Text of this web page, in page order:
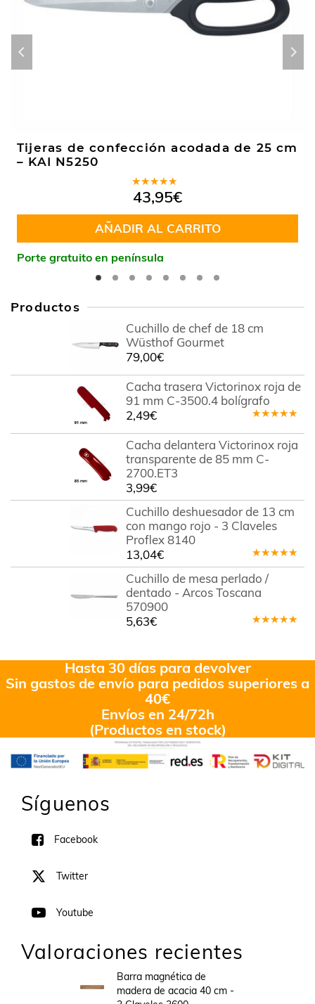
Tijeras de confección acodada de 25 cm
– KAI N5250
Valorado
en5.00de
5
43,95€
AÑADIR AL CARRITO
Porte gratuito en península
Productos
Cuchillo de chef de 18 cm
Wüsthof Gourmet
79,00€
Cacha trasera Victorinox roja de
91 mm C-3500.4 bolígrafo
en5.00de
5
2,49€
Cacha delantera Victorinox roja
transparente de 85 mm C-
2700.ET3
3,99€
Cuchillo deshuesador de 13 cm
con mango rojo - 3 Claveles
Proflex 8140
Valorado
en 5.00
5
13,04€
Cuchillo de mesa perlado /
dentado - Arcos Toscana
570900
5,63€
Hasta 30 días para devolver
Sin gastos de envío para pedidos superiores a
40€
Envíos en 24/72h
(Productos en stock)
Síguenos
Facebook
Twitter
Youtube
Valoraciones recientes
Barra magnética de
madera de acacia 40 cm -